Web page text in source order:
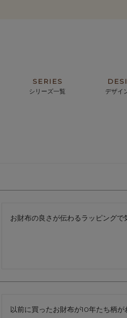
SERIES
シリーズ一覧 デザイ
お財布の良さが伝わるラッピングで
以前に買ったお財布が10年たち柄